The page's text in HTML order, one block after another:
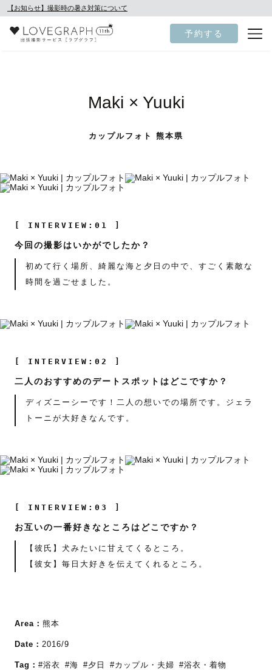
【お知らせ】撮影時の暑さ対策について
予約する
Maki × Yuuki
カップルフォト 熊本県
[ INTERVIEW:01 ]
今回の撮影はいかがでしたか？
初めて行く場所、綺麗な海と夕日の中で、すごく素敵な
時間を過ごせました。
[ INTERVIEW:02 ]
二人のおすすめのデートスポットはどこですか？
ディズニーシーです！二人の想いでの場所です。ジェラ
トーニが大好きなんです。
[ INTERVIEW:03 ]
お互いの一番好きなところはどこですか？
【彼氏】犬みたいに甘えてくるところ。
【彼女】毎日大好きを伝えてくれるところ。
Area： 熊本
Date： 2016/9
Tag： #浴衣 #海 #夕日 #カップル・夫婦 #浴衣・着物